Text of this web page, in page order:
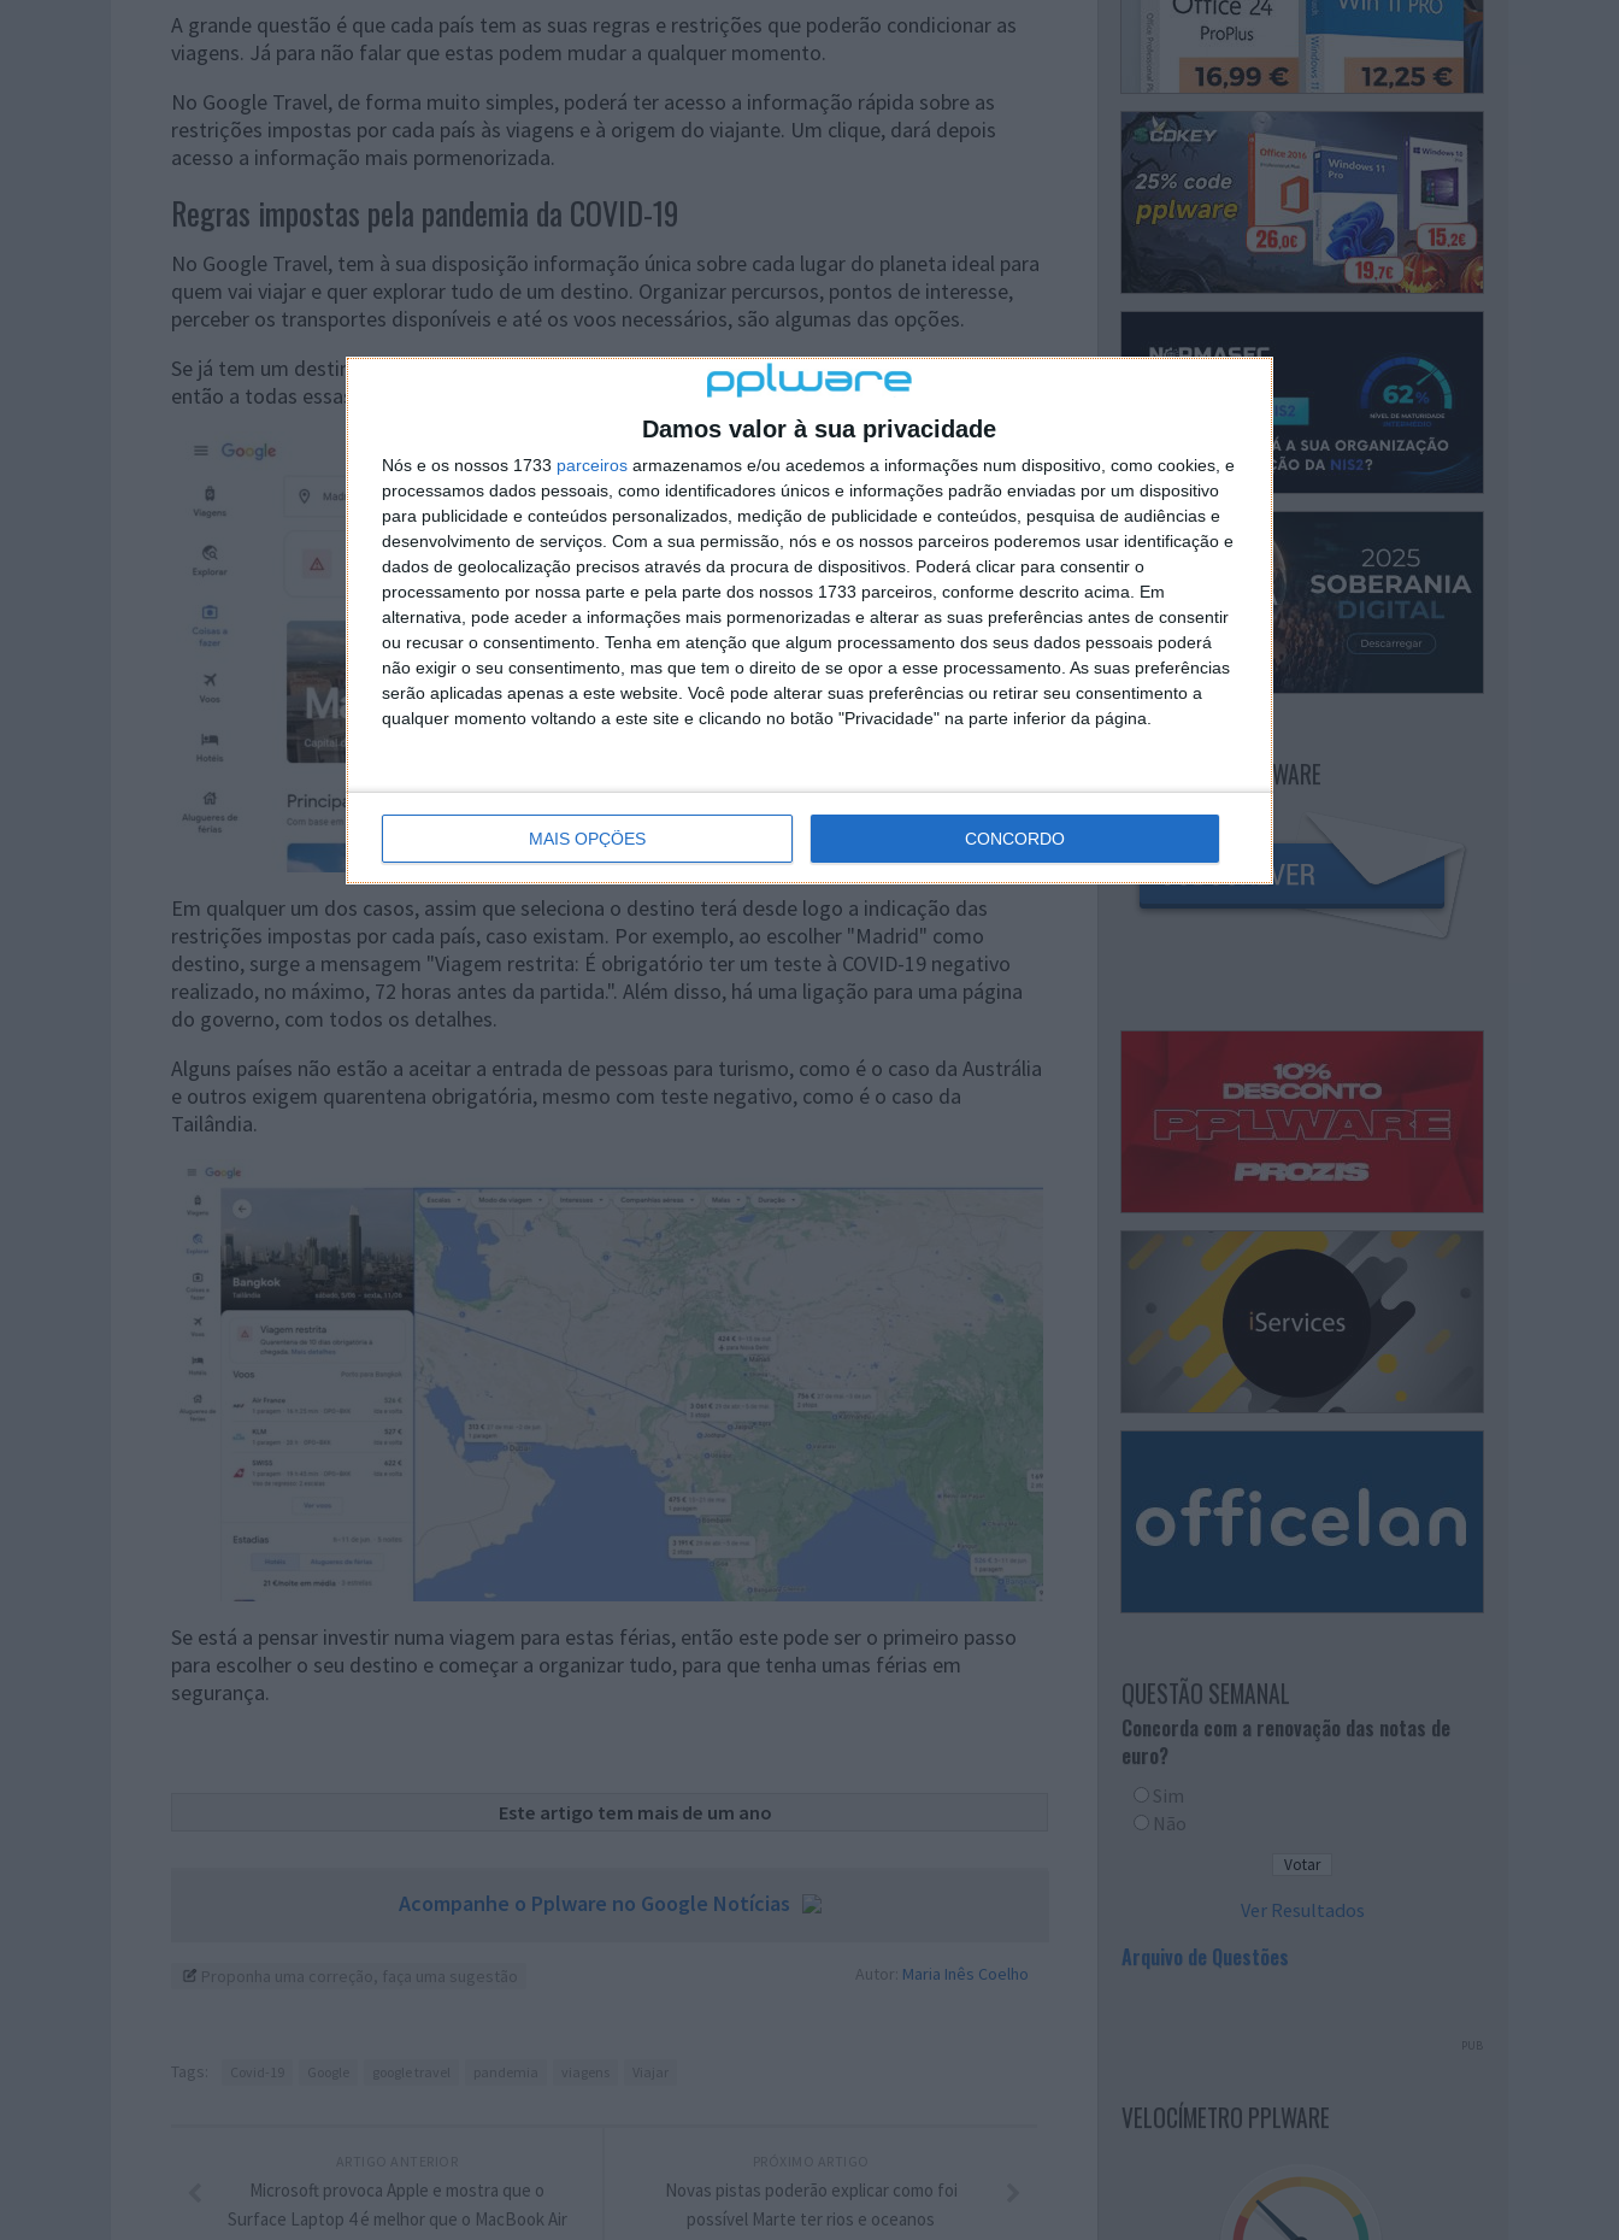
Damos valor à sua privacidade
Nós e os nossos 1733 parceiros armazenamos e/ou acedemos a informações num dispositivo, como cookies, e
processamos dados pessoais, como identificadores únicos e informações padrão enviadas por um dispositivo
para publicidade e conteúdos personalizados, medição de publicidade e conteúdos, pesquisa de audiências e
desenvolvimento de serviços. Com a sua permissão, nós e os nossos parceiros poderemos usar identificação e
dados de geolocalização precisos através da procura de dispositivos. Poderá clicar para consentir o
processamento por nossa parte e pela parte dos nossos 1733 parceiros, conforme descrito acima. Em
alternativa, pode aceder a informações mais pormenorizadas e alterar as suas preferências antes de consentir
ou recusar o consentimento. Tenha em atenção que algum processamento dos seus dados pessoais poderá
não exigir o seu consentimento, mas que tem o direito de se opor a esse processamento. As suas preferências
serão aplicadas apenas a este website. Você pode alterar suas preferências ou retirar seu consentimento a
qualquer momento voltando a este site e clicando no botão "Privacidade" na parte inferior da página.
MAIS OPÇÕES CONCORDO
A grande questão é que cada país tem as suas regras e restrições que poderão condicionar as
viagens. Já para não falar que estas podem mudar a qualquer momento.
No Google Travel, de forma muito simples, poderá ter acesso a informação rápida sobre as
restrições impostas por cada país às viagens e à origem do viajante. Um clique, dará depois
acesso a informação mais pormenorizada.
Regras impostas pela pandemia da COVID-19
No Google Travel, tem à sua disposição informação única sobre cada lugar do planeta ideal para
quem vai viajar e quer explorar tudo de um destino. Organizar percursos, pontos de interesse,
perceber os transportes disponíveis e até os voos necessários, são algumas das opções.
Se já tem um destino em mente, então basta usar a barra de pesquisa para lá chegar e ter acesso
então a todas essas informações. Caso contrário, há um
mapa mundo pronto a ser explorado
Em qualquer um dos casos, assim que seleciona o destino terá desde logo a indicação das
restrições impostas por cada país, caso existam. Por exemplo, ao escolher "Madrid" como
destino, surge a mensagem "Viagem restrita: É obrigatório ter um teste à COVID-19 negativo
realizado, no máximo, 72 horas antes da partida.". Além disso, há uma ligação para uma página
do governo, com todos os detalhes.
Alguns países não estão a aceitar a entrada de pessoas para turismo, como é o caso da Austrália
e outros exigem quarentena obrigatória, mesmo com teste negativo, como é o caso da
Tailândia.
Se está a pensar investir numa viagem para estas férias, então este pode ser o primeiro passo
para escolher o seu destino e começar a organizar tudo, para que tenha umas férias em
segurança.
Este artigo tem mais de um ano
Acompanhe o Pplware no Google Notícias
Autor: Maria Inês Coelho
Tags:
Novas pistas poderão explicar como foi
possível Marte ter rios e oceanos
Microsoft provoca Apple e mostra que o
Surface Laptop 4 é melhor que o MacBook Air
NEWSLETTER PPLWARE
QUESTÃO SEMANAL
Concorda com a renovação das notas de
euro?
Sim
Não
Ver Resultados
Arquivo de Questões
PUB
VELOCÍMETRO PPLWARE